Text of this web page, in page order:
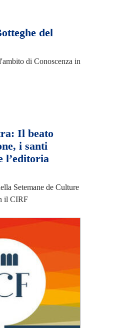
del
di Conoscenza in
Il beato
i santi
l’editoria
Setemane de Culture
il CIRF